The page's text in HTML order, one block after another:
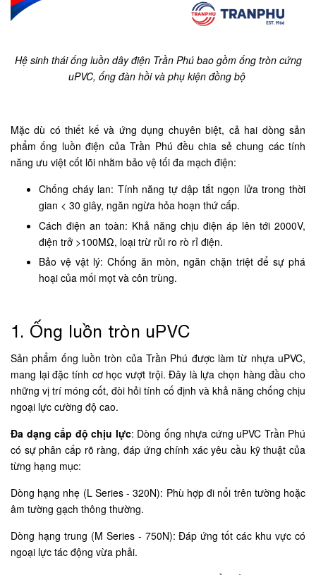
Hệ sinh thái ống luồn dây điện Trần Phú bao gồm ống tròn cứng
uPVC, ống đàn hồi và phụ kiện đồng bộ
Mặc dù có thiết kế và ứng dụng chuyên biệt, cả hai dòng sản
phẩm ống luồn điện của Trần Phú đều chia sẻ chung các tính
năng ưu việt cốt lõi nhằm bảo vệ tối đa mạch điện:
Chống cháy lan: Tính năng tự dập tắt ngọn lửa trong thời
gian < 30 giây, ngăn ngừa hỏa hoạn thứ cấp.
Cách điện an toàn: Khả năng chịu điện áp lên tới 2000V,
điện trở >100MΩ, loại trừ rủi ro rò rỉ điện.
Bảo vệ vật lý: Chống ăn mòn, ngăn chặn triệt để sự phá
hoại của mối mọt và côn trùng.
1. Ống luồn tròn uPVC
Sản phẩm ống luồn tròn của Trần Phú được làm từ nhựa uPVC,
mang lại đặc tính cơ học vượt trội. Đây là lựa chọn hàng đầu cho
những vị trí móng cốt, đòi hỏi tính cố định và khả năng chống chịu
ngoại lực cường độ cao.
Đa dạng cấp độ chịu lực: Dòng ống nhựa cứng uPVC Trần Phú
có sự phân cấp rõ ràng, đáp ứng chính xác yêu cầu kỹ thuật của
từng hạng mục:
Dòng hạng nhẹ (L Series - 320N): Phù hợp đi nổi trên tường hoặc
âm tường gạch thông thường.
Dòng hạng trung (M Series - 750N): Đáp ứng tốt các khu vực có
ngoại lực tác động vừa phải.